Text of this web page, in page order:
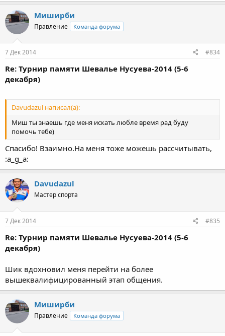
Миширби
Правление Команда форума
7 Дек 2014 #834
Re: Турнир памяти Шевалье Нусуева-2014 (5-6
декабря)
Davudazul написал(а):
Миш ты знаешь где меня искать любле время рад буду
помочь тебе)
Спасибо! Взаимно.На меня тоже можешь рассчитывать,
:a_g_a:
Davudazul
Мастер спорта
7 Дек 2014 #835
Re: Турнир памяти Шевалье Нусуева-2014 (5-6
декабря)
Шик вдохновил меня перейти на более
вышеквалифицированный этап общения.
Миширби
Правление Команда форума